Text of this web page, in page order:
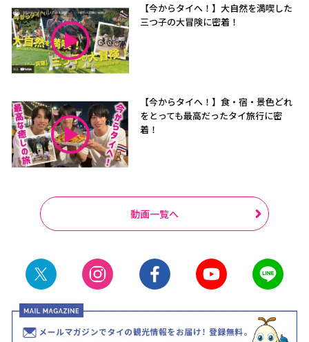
【今からタイへ！】大自然を満喫した
三つ子の大冒険に密着！
【今からタイへ！】食・宿・景色どれ
をとっても最高だったタイ旅行に密
着！
動画一覧へ